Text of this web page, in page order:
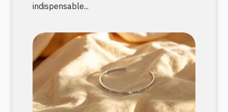
indispensable...